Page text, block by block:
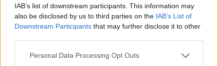
IAB’s list of downstream participants. This information may
also be disclosed by us to third parties on the IAB’s List of
Downstream Participants that may further disclose it to other
Personal Data Processing Opt Outs
KEDVES OLVASÓNK!
A keresett cikk a portfolio.hu hírarchívumához
tartozik, melynek olvasása előfizetéses